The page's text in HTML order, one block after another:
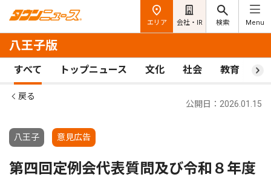
エリア 会社・IR 検索 Menu
八王子版
すべて トップニュース 文化 社会 教育 ス
戻る
八王子 意見広告
公開日：2026.01.15
第四回定例会代表質問及び令和８年度